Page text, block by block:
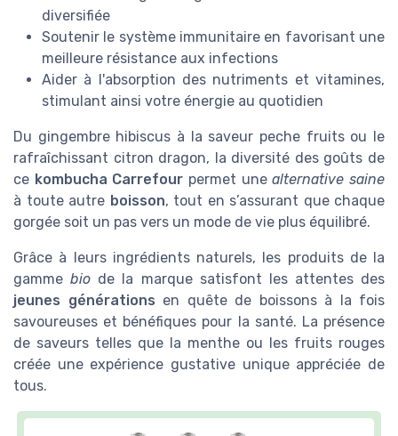
diversifiée
Soutenir le système immunitaire en favorisant une
meilleure résistance aux infections
Aider à l'absorption des nutriments et vitamines,
stimulant ainsi votre énergie au quotidien
Du gingembre hibiscus à la saveur peche fruits ou le
rafraîchissant citron dragon, la diversité des goûts de
ce kombucha Carrefour permet unealternative saine
à toute autre boisson, tout en s’assurant que chaque
gorgée soit un pas vers un mode de vie plus équilibré.
Grâce à leurs ingrédients naturels, les produits de la
gammebio de la marque satisfont les attentes des
jeunes générations en quête de boissons à la fois
savoureuses et bénéfiques pour la santé. La présence
de saveurs telles que la menthe ou les fruits rouges
créée une expérience gustative unique appréciée de
tous.